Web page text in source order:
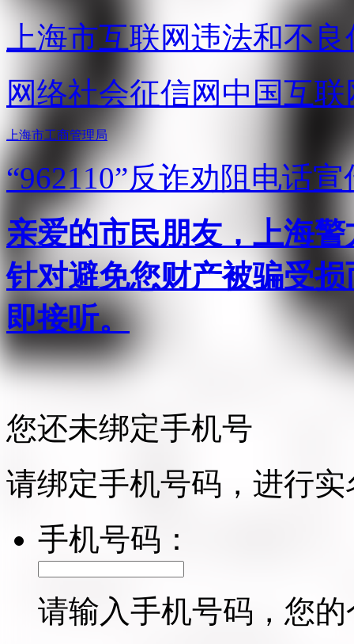
上海市互联网违法和不
网络社会征信网 中国互
上海市工商管理局
“962110”反诈劝阻电话宣
亲爱的市民朋友，上海
针对避免您财产被骗受
即接听。
您还未绑定手机号
请绑定手机号码，进行
手机号码：
请输入手机号码，您